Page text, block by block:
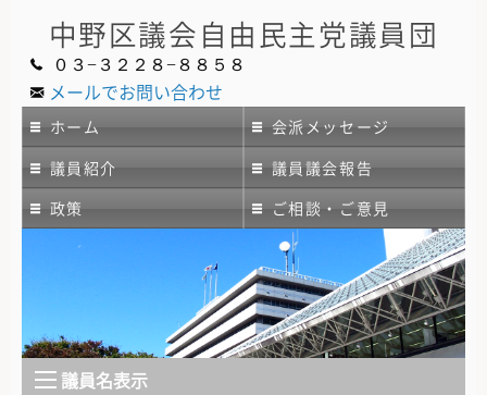
中野区議会自由民主党議員団
０３−３２２８−８８５８
メールでお問い合わせ
ホーム
会派メッセージ
議員紹介
議員議会報告
政策
ご相談・ご意見
議員名表示